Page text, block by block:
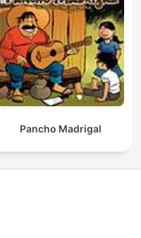
Pancho Madrigal